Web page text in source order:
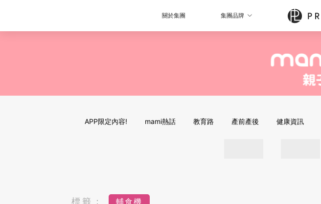
關於集團 集團品牌
APP限定內容! mami熱話 教育路 產前產後 健康資訊
標籤： 輔食機